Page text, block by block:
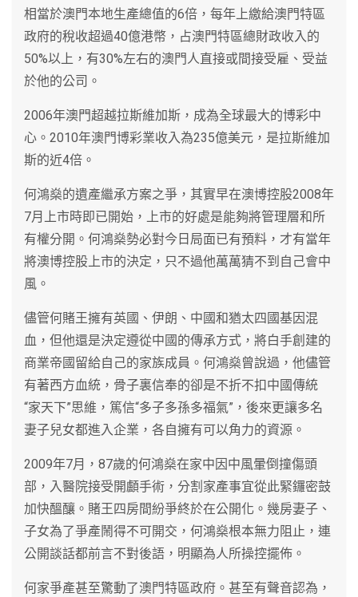
相當於澳門本地生產總值的6倍，每年上繳給澳門特區
政府的稅收超過40億港幣，占澳門特區總財政收入的
50%以上，有30%左右的澳門人直接或間接受雇、受益
於他的公司。
2006年澳門超越拉斯維加斯，成為全球最大的博彩中
心。2010年澳門博彩業收入為235億美元，是拉斯維加
斯的近4倍。
何鴻燊的遺產繼承方案之爭，其實早在澳博控股2008年
7月上市時即已開始，上市的好處是能夠將管理層和所
有權分開。何鴻燊勢必對今日局面已有預料，才有當年
將澳博控股上市的決定，只不過他萬萬猜不到自己會中
風。
儘管何賭王擁有英國、伊朗、中國和猶太四國基因混
血，但他還是決定遵從中國的傳承方式，將白手創建的
商業帝國留給自己的家族成員。何鴻燊曾說過，他儘管
有著西方血統，骨子裏信奉的卻是不折不扣中國傳統
“家天下”思維，篤信“多子多孫多福氣”，後來更讓多名
妻子兒女都進入企業，各自擁有可以角力的資源。
2009年7月，87歲的何鴻燊在家中因中風暈倒撞傷頭
部，入醫院接受開顱手術，分割家產事宜從此緊鑼密鼓
加快醞釀。賭王四房間紛爭終於在公開化。幾房妻子、
子女為了爭產鬧得不可開交，何鴻燊根本無力阻止，連
公開談話都前言不對後語，明顯為人所操控擺佈。
何家爭產甚至驚動了澳門特區政府。甚至有聲音認為，